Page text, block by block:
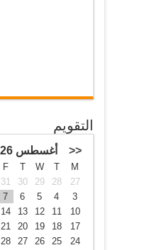
التقويم
<< أغسطس 2026
M
T
W
T
F
27
28
29
30
31
3
4
5
6
7
10
11
12
13
14
17
18
19
20
21
24
25
26
27
28